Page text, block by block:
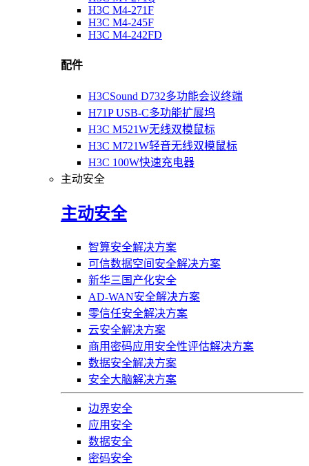
H3C M4-271F
H3C M4-245F
H3C M4-242FD
配件
H3CSound D732多功能会议终端
H71P USB-C多功能扩展坞
H3C M521W无线双模鼠标
H3C M721W轻音无线双模鼠标
H3C 100W快速充电器
主动安全
主动安全
智算安全解决方案
可信数据空间安全解决方案
新华三国产化安全
AD-WAN安全解决方案
零信任安全解决方案
云安全解决方案
商用密码应用安全性评估解决方案
数据安全解决方案
安全大脑解决方案
边界安全
应用安全
数据安全
密码安全